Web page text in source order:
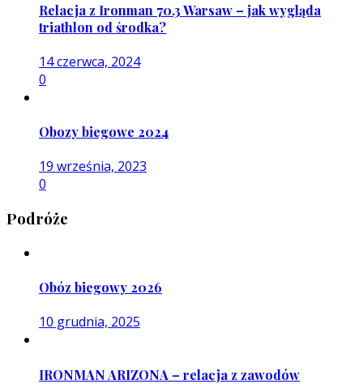
Relacja z Ironman 70.3 Warsaw – jak wygląda
triathlon od środka?
14 czerwca, 2024
0
Obozy biegowe 2024
19 września, 2023
0
Podróże
Obóz biegowy 2026
10 grudnia, 2025
IRONMAN ARIZONA – relacja z zawodów